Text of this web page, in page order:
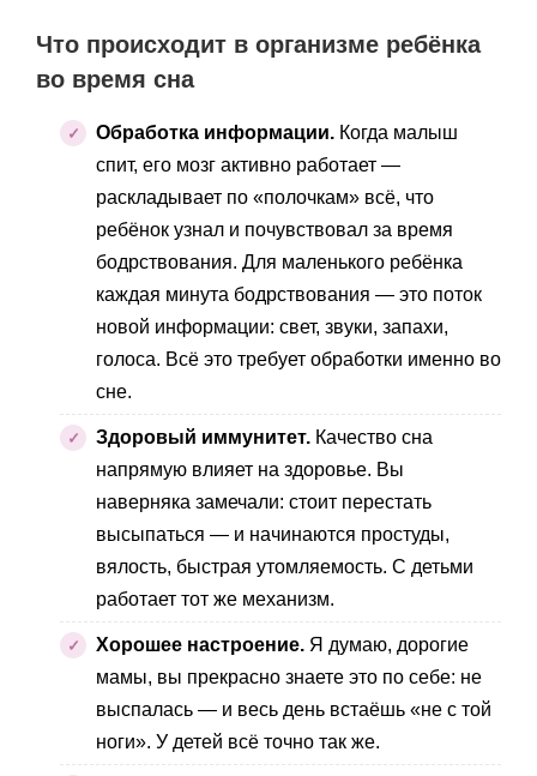
Что происходит в организме ребёнка
во время сна
Обработка информации. Когда малыш
спит, его мозг активно работает —
раскладывает по «полочкам» всё, что
ребёнок узнал и почувствовал за время
бодрствования. Для маленького ребёнка
каждая минута бодрствования — это поток
новой информации: свет, звуки, запахи,
голоса. Всё это требует обработки именно во
сне.
Здоровый иммунитет. Качество сна
напрямую влияет на здоровье. Вы
наверняка замечали: стоит перестать
высыпаться — и начинаются простуды,
вялость, быстрая утомляемость. С детьми
работает тот же механизм.
Хорошее настроение. Я думаю, дорогие
мамы, вы прекрасно знаете это по себе: не
выспалась — и весь день встаёшь «не с той
ноги». У детей всё точно так же.